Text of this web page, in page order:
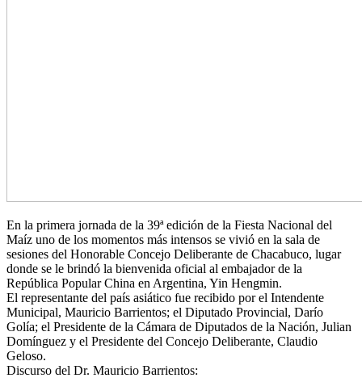
En la primera jornada de la 39ª edición de la Fiesta Nacional del
Maíz uno de los momentos más intensos se vivió en la sala de
sesiones del Honorable Concejo Deliberante de Chacabuco, lugar
donde se le brindó la bienvenida oficial al embajador de la
República Popular China en Argentina, Yin Hengmin.
El representante del país asiático fue recibido por el Intendente
Municipal, Mauricio Barrientos; el Diputado Provincial, Darío
Golía; el Presidente de la Cámara de Diputados de la Nación, Julian
Domínguez y el Presidente del Concejo Deliberante, Claudio
Geloso.
Discurso del Dr. Mauricio Barrientos: